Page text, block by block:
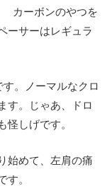
カーボンのやつを
ーサーはレギュラ
。ノーマルなクロ
す。じゃあ、ドロ
怪しげです。
始めて、左肩の痛
す。